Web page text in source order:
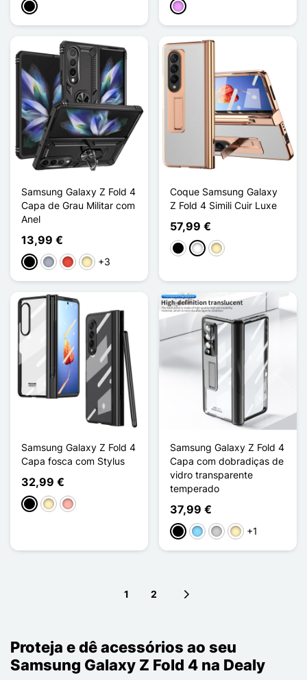
Preto Violeta ligeira
Samsung Galaxy Z Fold 4
Capa de Grau Militar com
Anel
13,99 €
PretoCinzentoVermelho
Ouro+3
Coque Samsung Galaxy
Z Fold 4 Simili Cuir Luxe
57,99 €
PretoBranco
Ouro
Samsung Galaxy Z Fold 4
Capa fosca com Stylus
32,99 €
PretoOuroOuro rosa
Samsung Galaxy Z Fold 4
Capa com dobradiças de
vidro transparente
temperado
37,99 €
PretoAzul Claro
PrataOuro+1
1 2
Proteja e dê acessórios ao seu
Samsung Galaxy Z Fold 4 na Dealy